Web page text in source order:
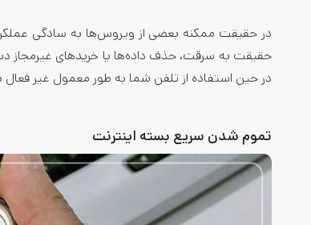
در حقیقت ممکنه بعضی از ویروس‌ها به سادگی
حقیقت به سرقت، حذف داده‌ها یا خریدهای
در حین استفاده از تلفن شما به طور معمول غیر
تموم شدن سریع بسته اینترنت